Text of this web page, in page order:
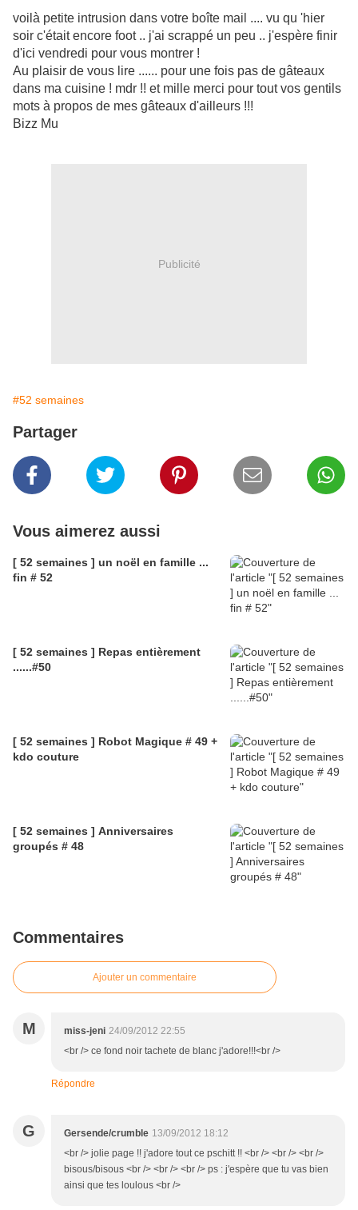
voilà petite intrusion dans votre boîte mail .... vu qu 'hier
soir c'était encore foot .. j'ai scrappé un peu .. j'espère finir
d'ici vendredi pour vous montrer !
Au plaisir de vous lire ...... pour une fois pas de gâteaux
dans ma cuisine ! mdr !! et mille merci pour tout vos gentils
mots à propos de mes gâteaux d'ailleurs !!!
Bizz Mu
Publicité
#52 semaines
Partager
Vous aimerez aussi
[ 52 semaines ] un noël en famille ...
fin # 52
[ 52 semaines ] Repas entièrement
......#50
[ 52 semaines ] Robot Magique # 49 +
kdo couture
[ 52 semaines ] Anniversaires
groupés # 48
Commentaires
Ajouter un commentaire
M miss-jeni 24/09/2012 22:55
<br /> ce fond noir tachete de blanc j'adore!!!<br />
Répondre
G Gersende/crumble 13/09/2012 18:12
<br /> jolie page !! j'adore tout ce pschitt !! <br /> <br /> <br />
bisous/bisous <br /> <br /> <br /> ps : j'espère que tu vas bien
ainsi que tes loulous <br />